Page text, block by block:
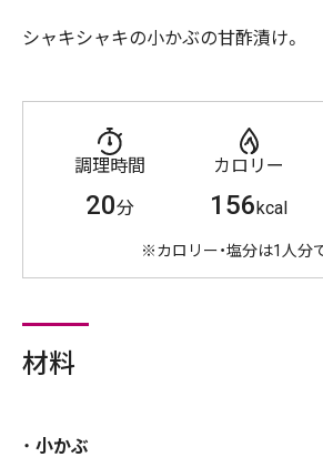
シャキシャキの小かぶの甘酢漬け。
調理時間
20分
カロリー
156kcal
※カロリー・塩分は1人分
材料
小かぶ